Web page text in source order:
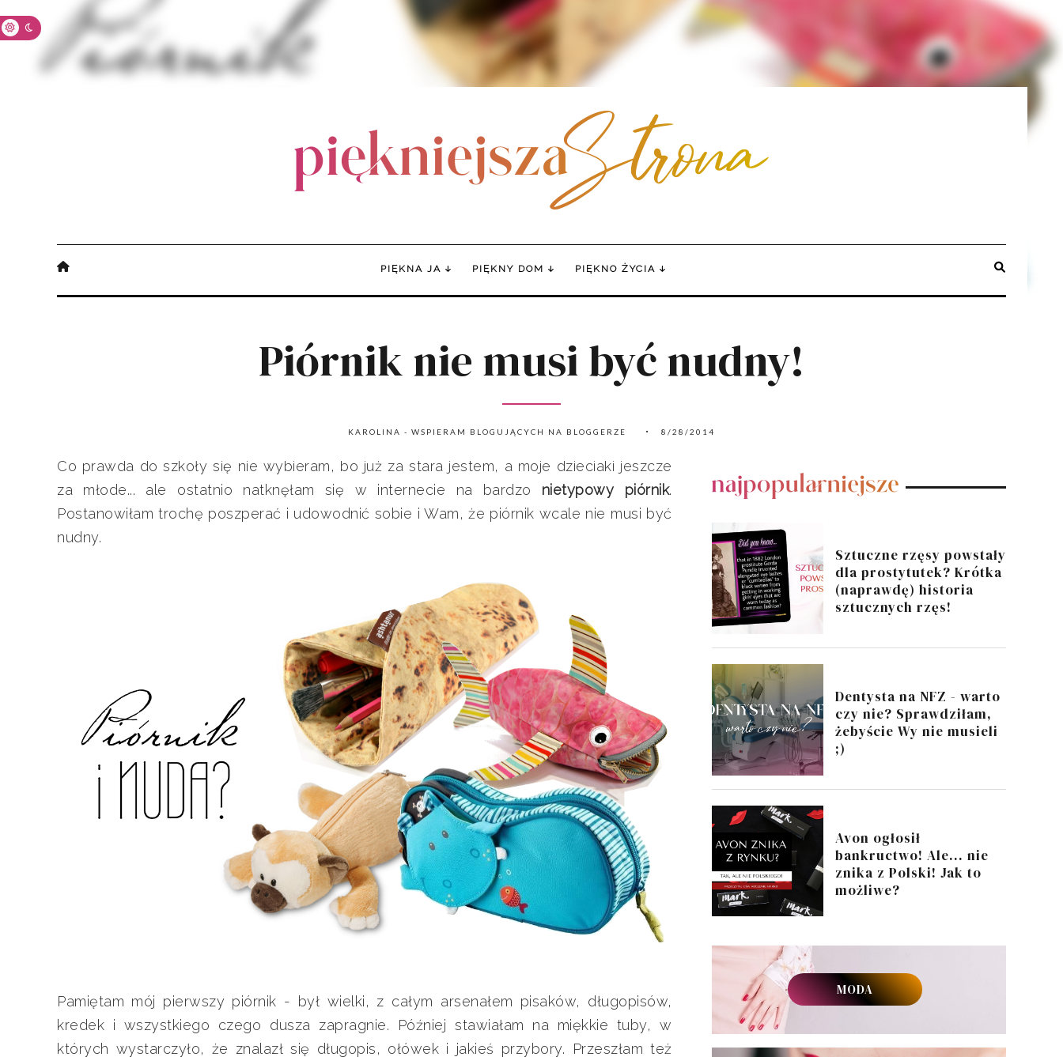
PIĘKNA JA PIĘKNY DOM PIĘKNO ŻYCIA
Piórnik nie musi być nudny!
KAROLINA - WSPIERAM BLOGUJĄCYCH NA BLOGGERZE 8/28/2014
Co prawda do szkoły się nie wybieram, bo już za stara jestem, a moje dzieciaki jeszcze
za młode... ale ostatnio natknęłam się w internecie na bardzo nietypowy piórnik.
Postanowiłam trochę poszperać i udowodnić sobie i Wam, że piórnik wcale nie musi być
nudny.
Pamiętam mój pierwszy piórnik - był wielki, z całym arsenałem pisaków, długopisów,
kredek i wszystkiego czego dusza zapragnie. Później stawiałam na miękkie tuby, w
których wystarczyło, że znalazł się długopis, ołówek i jakieś przybory. Przeszłam też
POPULARNE POSTY
Sztuczne rzęsy powstały
dla prostytutek? Krótka
(naprawdę) historia
sztucznych rzęs!
Dentysta na NFZ - warto
czy nie? Sprawdziłam,
żebyście Wy nie musieli
;)
Avon ogłosił
bankructwo! Ale... nie
znika z Polski! Jak to
możliwe?
MODA